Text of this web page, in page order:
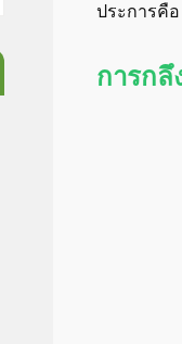
ประการคื
การกลึ